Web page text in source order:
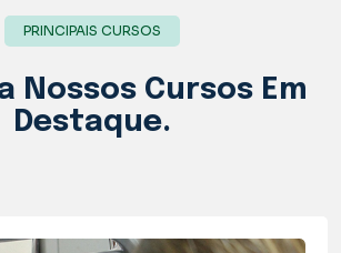
PRINCIPAIS CURSOS
Nossos Cursos Em
Destaque.